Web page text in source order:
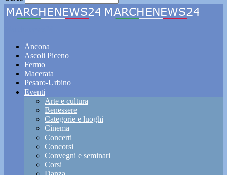
Ancona
Ascoli Piceno
Fermo
Macerata
Pesaro-Urbino
Eventi
Arte e cultura
Benessere
Categorie e luoghi
Cinema
Concerti
Concorsi
Convegni e seminari
Corsi